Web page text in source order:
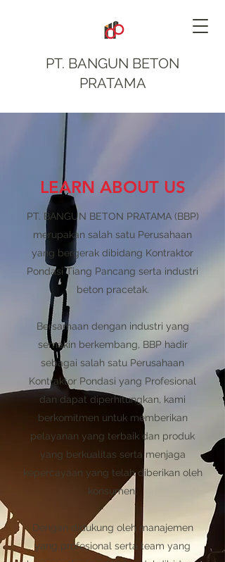
PT. BANGUN BETON
PRATAMA
LEARN ABOUT US
PT. BANGUN BETON PRATAMA (BBP)
merupakan salah satu Perusahaan
yang bergerak dibidang Kontraktor
Pondasi Tiang Pancang serta industri
beton pracetak.
Bersamaan dengan industri yang
semakin berkembang, BBP hadir
sebagai salah satu Perusahaan
Kontraktor Pondasi yang Profesional
dan dapat diperhitungkan, kami
berkomitmen untuk memberikan
pelayanan yang terbaik dan produk
yang berkualitas serta menjaga
kepercayaan yang telah diberikan oleh
konsumen.
Dengan didukung oleh manajemen
yang profesional serta team yang